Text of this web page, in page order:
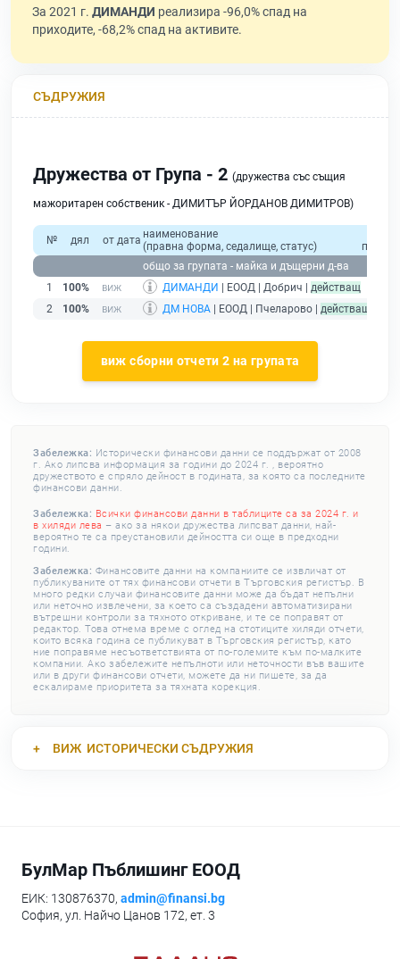
За 2021 г. ДИМАНДИ реализира -96,0% спад на
приходите, -68,2% спад на активите.
СЪДРУЖИЯ
Дружества от Група - 2 (дружества със същия
мажоритарен собственик - ДИМИТЪР ЙОРДАНОВ ДИМИТРОВ)
№ дял от дата наименование
(правна форма, седалище, статус)
общо за групата - майка и дъщерни д-ва
1
100% ДИМАНДИ | ЕООД | Добрич | действащ
2
100% ДМ НОВА | ЕООД | Пчеларово | действащ
виж сборни отчети 2 на групата
Забележка: Исторически финансови данни се поддържат от 2008
г. Ако липсва информация за години до 2024 г. , вероятно
дружеството е спряло дейност в годината, за която са последните
финансови данни.
Забележка: Всички финансови данни в таблиците са за 2024 г. и
в хиляди лева – ако за някои дружества липсват данни, най-
вероятно те са преустановили дейността си още в предходни
години.
Забележка: Финансовите данни на компаниите се извличат от
публикуваните от тях финансови отчети в Търговския регистър. В
много редки случаи финансовите данни може да бъдат непълни
или неточно извлечени, за което са създадени автоматизирани
вътрешни контроли за тяхното откриване, и те се поправят от
редактор. Това отнема време с оглед на стотиците хиляди отчети,
които всяка година се публикуват в Търговския регистър, като
ние поправяме несъответствията от по-големите към по-малките
компании. Ако забележите непълноти или неточности във вашите
или в други финансови отчети, можете да ни пишете, за да
ескалираме приоритета за тяхната корекция.
ВИЖ ИСТОРИЧЕСКИ СЪДРУЖИЯ
БулМар Пъблишинг ЕООД
ЕИК: 130876370, admin@finansi.bg
София, ул. Найчо Цанов 172, ет. 3